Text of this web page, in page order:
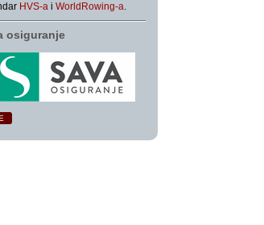
HVS-a i WorldRowing-a.
osiguranje